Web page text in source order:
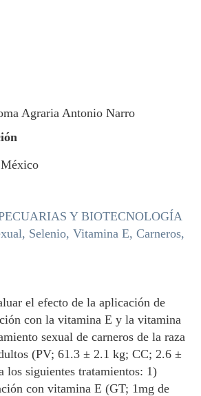
Agraria Antonio Narro
Y BIOTECNOLOGÍA
Selenio, Vitamina E, Carneros,
el efecto de la aplicación de
con la vitamina E y la vitamina
sexual de carneros de la raza
(PV; 61.3 ± 2.1 kg; CC; 2.6 ±
los siguientes tratamientos: 1)
con vitamina E (GT; 1mg de